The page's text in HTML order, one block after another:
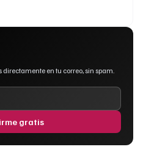
en tu correo, sin spam.
gratis